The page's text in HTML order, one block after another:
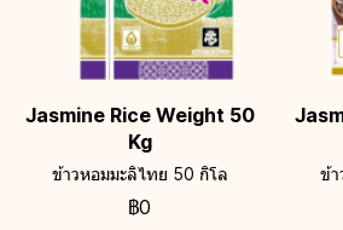
Jasmine Rice Weight 50
Kg
ข้าวหอมมะลิไทย 50 กิโล
฿0
ข้า